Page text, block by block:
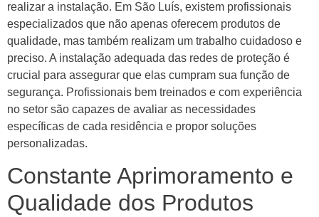
realizar a instalação. Em São Luís, existem profissionais
especializados que não apenas oferecem produtos de
qualidade, mas também realizam um trabalho cuidadoso e
preciso. A instalação adequada das redes de proteção é
crucial para assegurar que elas cumpram sua função de
segurança. Profissionais bem treinados e com experiência
no setor são capazes de avaliar as necessidades
específicas de cada residência e propor soluções
personalizadas.
Constante Aprimoramento e
Qualidade dos Produtos